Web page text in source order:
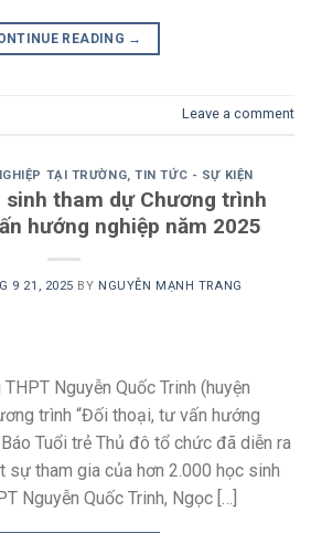
READING →
Leave a comment
TẠI TRƯỜNG,TIN TỨC - SỰ KIỆN
sinh tham dự Chương trình
hướng nghiệp năm 2025
9 21, 2025 BY NGUYỄN MẠNH TRANG
Nguyễn Quốc Trinh (huyện
trình “Đối thoại, tư vấn hướng
Tuổi trẻ Thủ đô tổ chức đã diễn ra
sự tham gia của hơn 2.000 học sinh
Nguyễn Quốc Trinh, Ngọc […]